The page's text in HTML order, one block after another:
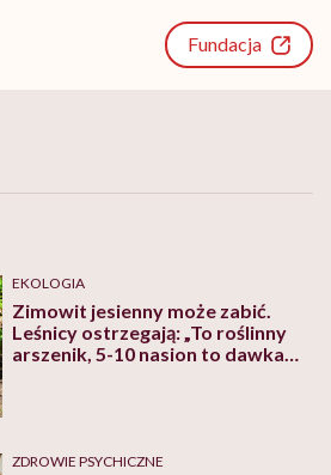
Fundacja
EKOLOGIA
Zimowit jesienny może zabić.
Leśnicy ostrzegają: „To roślinny
arszenik, 5-10 nasion to dawka
ZDROWIE PSYCHICZNE